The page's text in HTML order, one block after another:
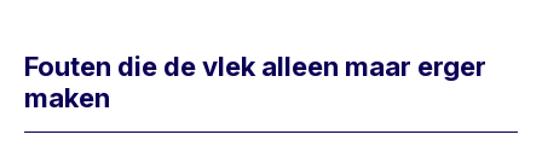
Fouten die de vlek alleen maar erger
maken